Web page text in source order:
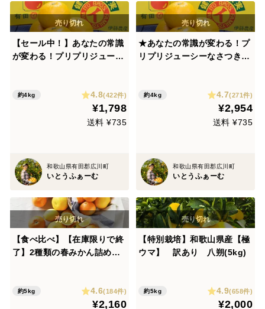
【セール中！】あなたの常識
が変わる！プリプリジューシ
約4kg 4.8(422件)
¥1,798
送料 ¥735
和歌山県有田郡広川町
いとうふぁーむ
★あなたの常識が変わる！プ
リプリジューシーなさつき八
約4kg 4.7(271件)
¥2,954
送料 ¥735
和歌山県有田郡広川町
いとうふぁーむ
【食べ比べ】【在庫限りで終
了】2種類の春みかん詰め合
-5約5kg 4.6(184件)
¥2,160
【特別栽培】和歌山県産【極
ウマ】 訳あり 八朔(5kg)
約5kg 4.9(658件)
¥2,000